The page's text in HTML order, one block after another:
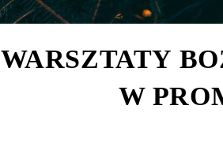
WARSZTATY
W